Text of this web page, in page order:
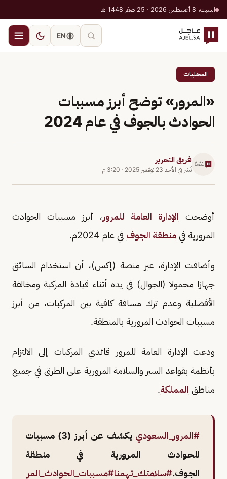
السبت، 8 أغسطس 2026 · 25 صفر 1448 هـ
EN
المحليات
«المرور» توضح أبرز مسببات
الحوادث بالجوف في عام 2024
فريق التحرير
نُشر في الأحد 23 نوفمبر 2025 · 3:20 م
أوضحت الإدارة العامة للمرور، أبرز مسببات الحوادث
المرورية في منطقة الجوف في عام 2024م.
وأضافت الإدارة، عبر منصة (إكس)، أن استخدام السائق
جهازا محمولا (الجوال) في يده أثناء قيادة المركبة ومخالفة
الأفضلية وعدم ترك مسافة كافية بين المركبات، من أبرز
مسببات الحوادث المرورية بالمنطقة.
ودعت الإدارة العامة للمرور قائدي المركبات إلى الالتزام
بأنظمة بقواعد السير والسلامة المرورية على الطرق في جميع
مناطق المملكة.
#المرور_السعودي
يكشف عن أبرز (3) مسببات
للحوادث المرورية في منطقة
الجوف.#سلامتك_تهمنا#مسببات_الحوادث_المر